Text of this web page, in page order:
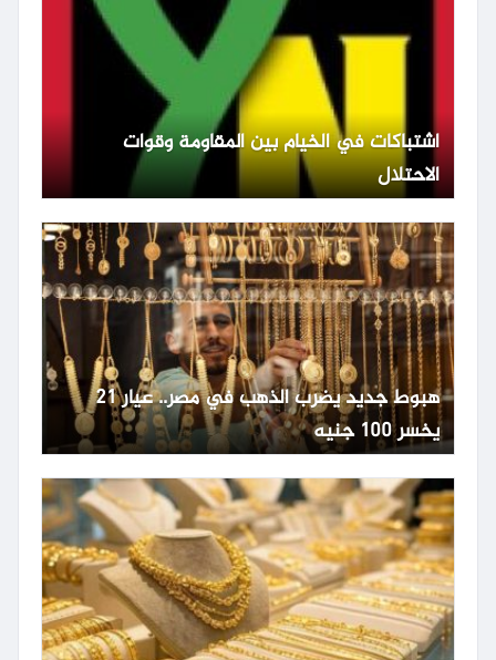
اشتباكات في الخيام بين المقاومة وقوات
الاحتلال
هبوط جديد يضرب الذهب في مصر.. عيار 21
يخسر 100 جنيه